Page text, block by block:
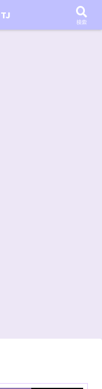
？インザスープの放送開始日・視聴
2】
検索